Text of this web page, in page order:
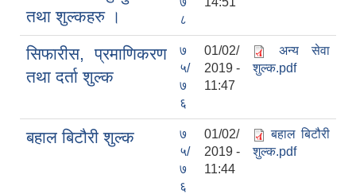
तथा शुल्कहरु ।
८
सिफारीस, प्रमाणिकरण
तथा दर्ता शुल्क
७
५/
७
६
01/02/
2019 -
11:47
अन्य सेवा
शुल्क.pdf
बहाल बिटौरी शुल्क
७
५/
७
६
01/02/
2019 -
11:44
बहाल बिटौरी
शुल्क.pdf